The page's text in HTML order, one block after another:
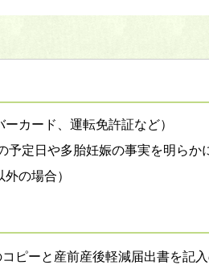
カード、運転免許証など）
予定日や多胎妊娠の事実を明らか
の場合）
ピーと産前産後軽減届出書を記